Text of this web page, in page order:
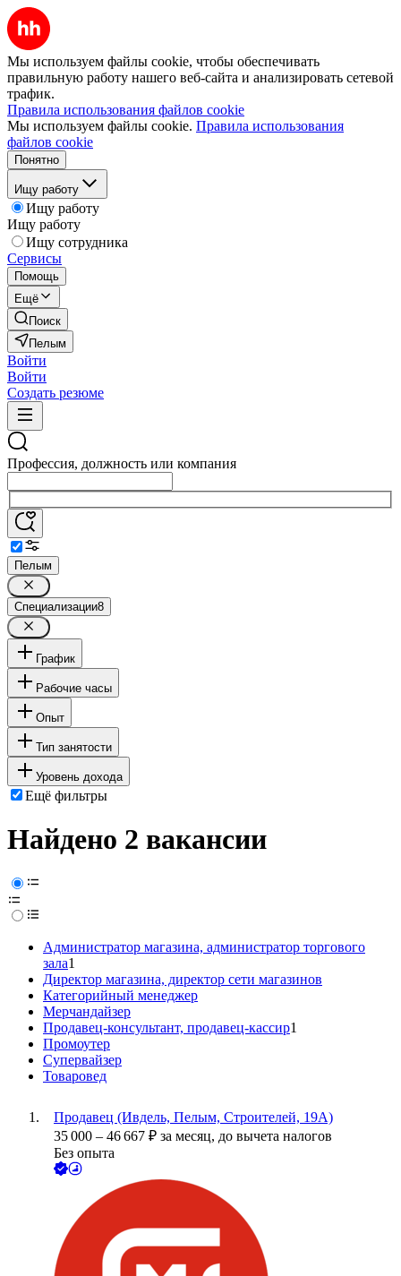
Мы используем файлы cookie, чтобы обеспечивать
правильную работу нашего веб-сайта и анализировать сетевой
трафик.
Правила использования файлов cookie
Мы используем файлы cookie. Правила использования
файлов cookie
Понятно
Ищу работу
Ищу работу
Ищу работу
Ищу сотрудника
Сервисы
Помощь
Ещё
Поиск
Пелым
Войти
Войти
Создать резюме
Профессия, должность или компания
Пелым
Специализации8
График
Рабочие часы
Опыт
Тип занятости
Уровень дохода
Ещё фильтры
Найдено 2 вакансии
Администратор магазина, администратор торгового
зала1
Директор магазина, директор сети магазинов
Категорийный менеджер
Мерчандайзер
Продавец-консультант, продавец-кассир1
Промоутер
Супервайзер
Товаровед
Продавец (Ивдель, Пелым, Строителей, 19А)
35 000 – 46 667 ₽ за месяц, до вычета налогов
Без опыта